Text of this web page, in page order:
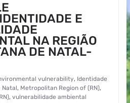
E
NA REGIÃO
DE NATAL-
vulnerability, Identidade
Natal, Metropolitan Region of (RN),
, vulnerabilidade ambiental